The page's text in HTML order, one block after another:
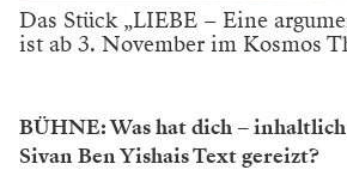
Das Stück „LIEBE – Eine
ist ab 3. November im Kosmos
BÜHNE: Was hat dich –
Sivan Ben Yishais Text gereizt?